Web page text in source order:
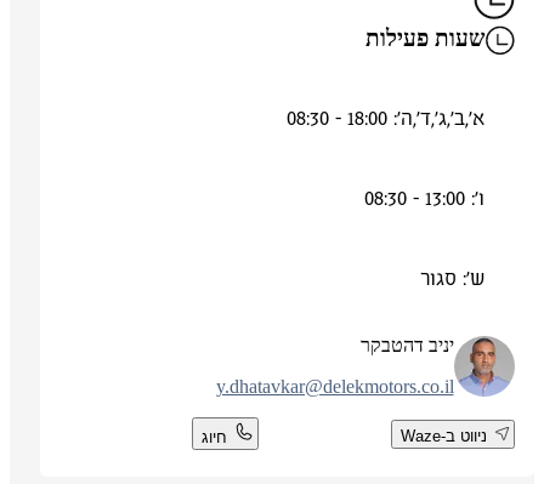
שעות פעילות
א',ב',ג',ד',ה': 18:00 - 08:30
ש': סגור
יניב דהטבקר
y.dhatavkar@delekmotors.co.il
ניווט ב-Waze חיוג